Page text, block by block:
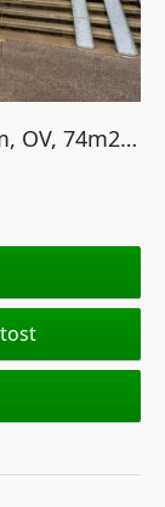
Prodej bytu 3+kk s lodžií a sklepem, OV, 74m2, Ovčí hájek 2173/44, Praha 5 - Stodůlky